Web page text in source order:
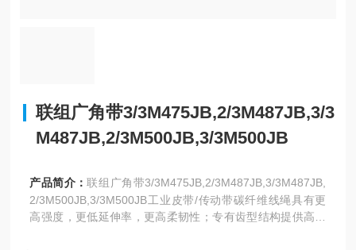
联组广角带3/3M475JB,2/3M487JB,3/3
M487JB,2/3M500JB,3/3M500JB
产品简介：联组广角带3/3M475JB,2/3M487JB,3/3M487JB,
2/3M500JB,3/3M500JB工业皮带/传动带碳纤维线绳具有更
高强度，更低延伸率，更高柔韧性；专有齿型结构提供高剪